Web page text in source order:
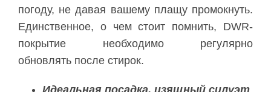
погоду, не давая вашему плащу промокнуть.
Единственное, о чем стоит помнить, DWR-
покрытие необходимо регулярно
обновлять после стирок.
Идеальная посадка, изящный силуэт